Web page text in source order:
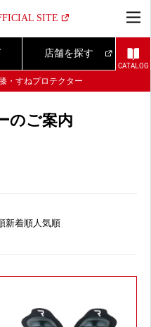
SITE
店舗を探す
CATALOG
膝・すねプロテクター
のご案内
新着順人気順